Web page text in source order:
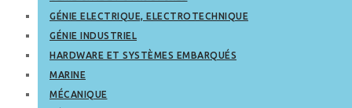
GÉNIE ELECTRIQUE, ELECTROTECHNIQUE
GÉNIE INDUSTRIEL
HARDWARE ET SYSTÈMES EMBARQUÉS
MARINE
MÉCANIQUE